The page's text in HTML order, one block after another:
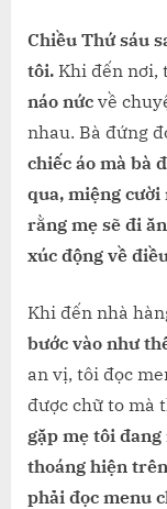
Chiều Thứ sáu
tôi. Khi đến nơi,
náo nức về
nhau. Bà đứng
chiếc áo mà bà
qua, miệng cười
rằng mẹ sẽ đi
xúc động về
Khi đến nhà
bước vào như
an vị, tôi đọc
được chữ to mà
gặp mẹ tôi
thoáng hiện
phải đọc menu